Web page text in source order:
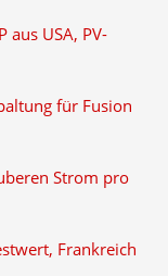
aus USA, PV-
für Fusion
Strom pro
Frankreich